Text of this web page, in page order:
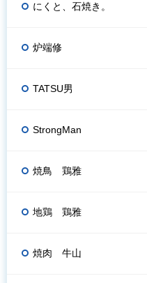
にくと、石焼き。
炉端修
TATSU男
StrongMan
焼鳥 鶏雅
地鶏 鶏雅
焼肉 牛山